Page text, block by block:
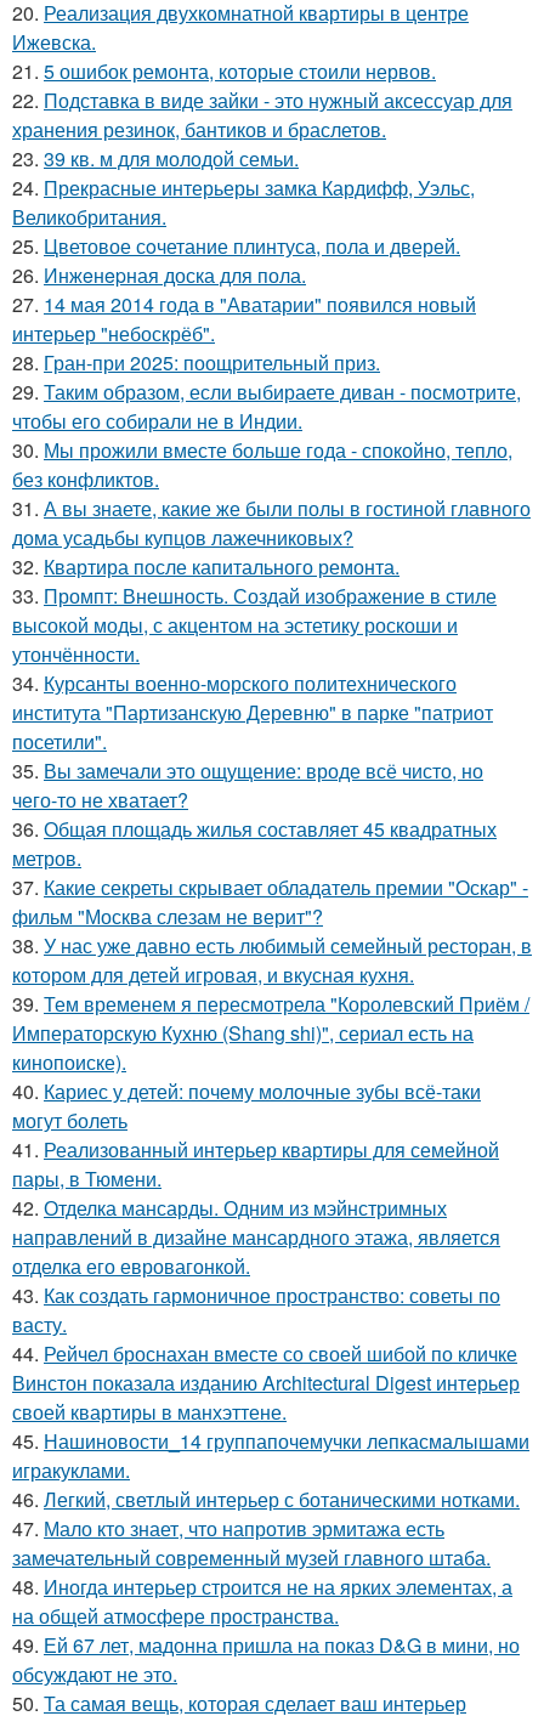
20. Реализация двухкомнатной квартиры в центре
Ижевска.
21. 5 ошибок ремонта, которые стоили нервов.
22. Подставка в виде зайки - это нужный аксессуар для
хранения резинок, бантиков и браслетов.
23. 39 кв. м для молодой семьи.
24. Прекрасные интерьеры замка Кардифф, Уэльс,
Великобритания.
25. Цветовое сoчетание плинтуса, пола и дверей.
26. Инжeнepная доска для пола.
27. 14 мая 2014 года в "Аватарии" появился новый
интерьер "небоскрёб".
28. Гран-при 2025: поощрительный приз.
29. Таким образом, если выбираете диван - посмотрите,
чтобы его собирали не в Индии.
30. Мы прожили вместе больше года - спокойно, тепло,
без конфликтов.
31. А вы знаете, какие же были полы в гостиной главного
дома усадьбы купцов лажечниковых?
32. Квартира после капитального ремонта.
33. Промпт: Внешность. Создай изображение в стиле
высокой моды, с акцентом на эстетику роскоши и
утончённости.
34. Курсанты военно-морского политехнического
института "Партизанскую Деревню" в парке "патриот
посетили".
35. Вы замечали это ощущение: вроде всё чисто, но
чего-то не хватает?
36. Общая площадь жилья составляет 45 квадратных
метров.
37. Какие секреты скрывает обладатель премии "Оскар" -
фильм "Москва слезам не верит"?
38. У нас уже давно есть любимый семейный ресторан, в
котором для детей игровая, и вкусная кухня.
39. Тем временем я пересмотрела "Королевский Приём /
Императорскую Кухню (Shang shi)", сериал есть на
кинопоиске).
40. Кариес у детей: почему молочные зубы всё-таки
могут болеть
41. Реализованный интерьер квартиры для семейной
пары, в Тюмени.
42. Отделка мансарды. Одним из мэйнстримных
направлений в дизайне мансардного этажа, является
отделка его евровагонкой.
43. Как создать гармоничное пространство: советы по
васту.
44. Рейчел броснахан вместе со своей шибой по кличке
Винстон показала изданию Architectural Digest интерьер
своей квартиры в манхэттене.
45. Нашиновости_14 группапочемучки лепкасмалышами
игракуклами.
46. Легкий, светлый интерьер с ботаническими нотками.
47. Мало кто знает, что напротив эрмитажа есть
замечательный современный музей главного штаба.
48. Иногда интерьер строится не на ярких элементах, а
на общей атмосфере пространства.
49. Ей 67 лет, мадонна пришла на показ D&G в мини, но
обсуждают не это.
50. Та самая вещь, которая сделает ваш интерьер